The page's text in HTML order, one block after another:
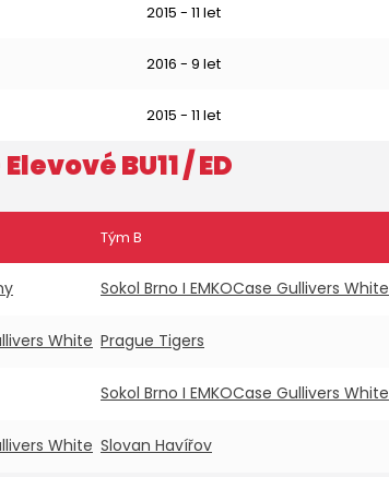
2015 - 11 let
2016 - 9 let
2015 - 11 let
Elevové BU11/ ED
Tým B
Sokol Brno I EMKOCase Gullivers White
White Prague Tigers
Sokol Brno I EMKOCase Gullivers White
White Slovan Havířov